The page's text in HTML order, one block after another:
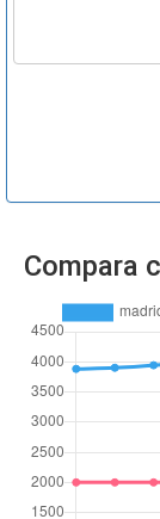
Compara